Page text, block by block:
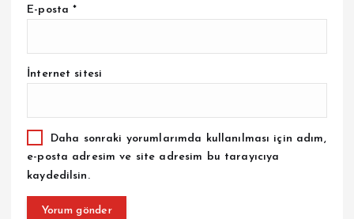
E-posta*
İnternet sitesi
Daha sonraki yorumlarımda kullanılması için adım,
e-posta adresim ve site adresim bu tarayıcıya
kaydedilsin.